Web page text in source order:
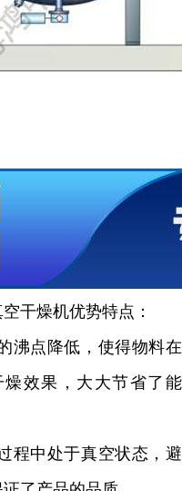
干燥机优势特点：
沸点降低，使得物料在
效果，大大节省了能
程中处于真空状态，避